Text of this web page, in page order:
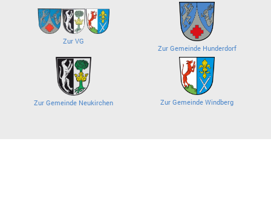
Zur VG
Zur Gemeinde Hunderdorf
Zur Gemeinde Neukirchen Zur Gemeinde Windberg